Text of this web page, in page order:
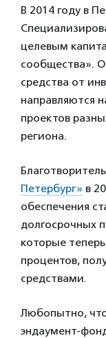
В 2014 году в
целевым
сообщества».
средства от
направляются
проектов
региона.
Петербург» в
обеспечения
долгосрочных
которые
процентов,
средствами.
Любопытно,
эндаумент-